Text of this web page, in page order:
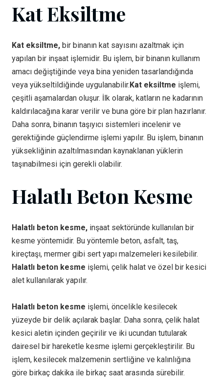
Kat Eksiltme
Kat eksiltme, bir binanın kat sayısını azaltmak için
yapılan bir inşaat işlemidir. Bu işlem, bir binanın kullanım
amacı değiştiğinde veya bina yeniden tasarlandığında
veya yükseltildiğinde uygulanabilir.Kat eksiltme işlemi,
çeşitli aşamalardan oluşur. İlk olarak, katların ne kadarının
kaldırılacağına karar verilir ve buna göre bir plan hazırlanır.
Daha sonra, binanın taşıyıcı sistemleri incelenir ve
gerektiğinde güçlendirme işlemi yapılır. Bu işlem, binanın
yüksekliğinin azaltılmasından kaynaklanan yüklerin
taşınabilmesi için gerekli olabilir.
Halatlı Beton Kesme
Halatlı beton kesme, inşaat sektöründe kullanılan bir
kesme yöntemidir. Bu yöntemle beton, asfalt, taş,
kireçtaşı, mermer gibi sert yapı malzemeleri kesilebilir.
Halatlı beton kesme işlemi, çelik halat ve özel bir kesici
alet kullanılarak yapılır.
Halatlı beton kesme işlemi, öncelikle kesilecek
yüzeyde bir delik açılarak başlar. Daha sonra, çelik halat
kesici aletin içinden geçirilir ve iki ucundan tutularak
dairesel bir hareketle kesme işlemi gerçekleştirilir. Bu
işlem, kesilecek malzemenin sertliğine ve kalınlığına
göre birkaç dakika ile birkaç saat arasında sürebilir.